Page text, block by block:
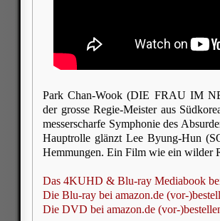
Park Chan-Wook (DIE FRAU IM
der grosse Regie-Meister aus
messerscharfe Symphonie des
Hauptrolle glänzt Lee Byung-Hun
Hemmungen. Ein Film wie ein wilder
Das 4KUHD & Blu-ray Mediabook
Die Blu-ray bei amazon.de (vor-
Die DVD bei amazon.de (vor-